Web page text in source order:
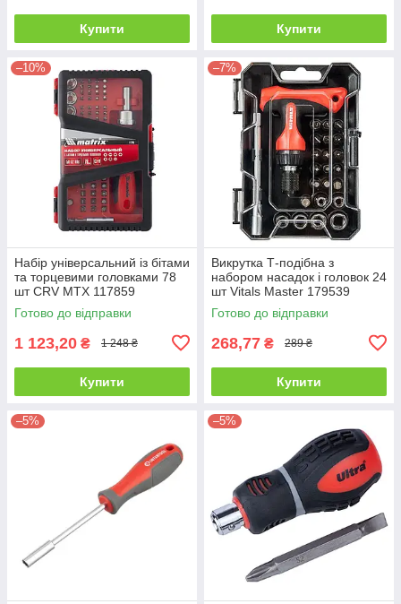
Купити Купити
–10%
Набір універсальний із бітами
та торцевими головками 78
шт CRV MTX 117859
Готово до відправки
1 123,20 ₴ 1 248 ₴
Купити
–7%
Викрутка Т-подібна з
набором насадок і головок 24
шт Vitals Master 179539
Готово до відправки
268,77 ₴ 289 ₴
Купити
–5% –5%